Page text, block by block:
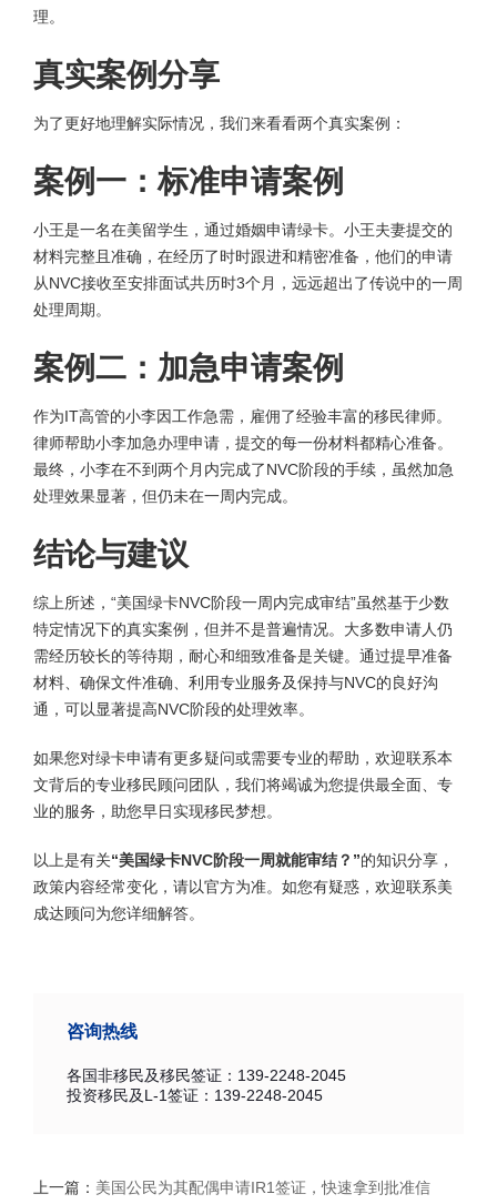
理。
真实案例分享
为了更好地理解实际情况，我们来看看两个真实案例：
案例一：标准申请案例
小王是一名在美留学生，通过婚姻申请绿卡。小王夫妻提交的
材料完整且准确，在经历了时时跟进和精密准备，他们的申请
从NVC接收至安排面试共历时3个月，远远超出了传说中的一周
处理周期。
案例二：加急申请案例
作为IT高管的小李因工作急需，雇佣了经验丰富的移民律师。
律师帮助小李加急办理申请，提交的每一份材料都精心准备。
最终，小李在不到两个月内完成了NVC阶段的手续，虽然加急
处理效果显著，但仍未在一周内完成。
结论与建议
综上所述，“美国绿卡NVC阶段一周内完成审结”虽然基于少数
特定情况下的真实案例，但并不是普遍情况。大多数申请人仍
需经历较长的等待期，耐心和细致准备是关键。通过提早准备
材料、确保文件准确、利用专业服务及保持与NVC的良好沟
通，可以显著提高NVC阶段的处理效率。
如果您对绿卡申请有更多疑问或需要专业的帮助，欢迎联系本
文背后的专业移民顾问团队，我们将竭诚为您提供最全面、专
业的服务，助您早日实现移民梦想。
以上是有关“美国绿卡NVC阶段一周就能审结？”的知识分享，
政策内容经常变化，请以官方为准。如您有疑惑，欢迎联系美
成达顾问为您详细解答。
咨询热线
各国非移民及移民签证：139-2248-2045
投资移民及L-1签证：139-2248-2045
上一篇： 美国公民为其配偶申请IR1签证，快速拿到批准信